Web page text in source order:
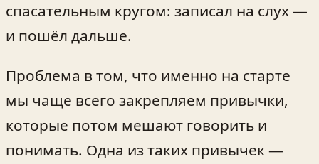
спасательным кругом: записал на слух —
и пошёл дальше.
Проблема в том, что именно на старте
мы чаще всего закрепляем привычки,
которые потом мешают говорить и
понимать. Одна из таких привычек —